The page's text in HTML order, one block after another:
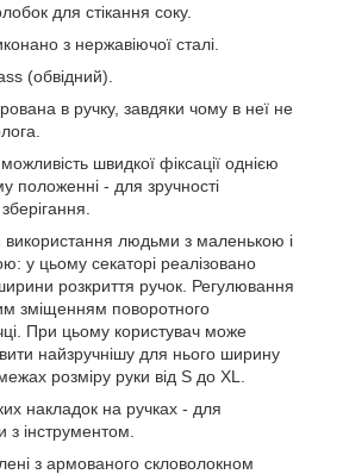
для стікання соку.
з нержавіючої сталі.
(обвідний).
в ручку, завдяки чому в неї не
швидкої фіксації однією
положенні - для зручності
людьми з маленькою і
у цьому секаторі реалізовано
розкриття ручок. Регулювання
зміщенням поворотного
При цьому користувач може
найзручнішу для нього ширину
розміру руки від S до XL.
накладок на ручках - для
інструментом.
з армованого скловолокном